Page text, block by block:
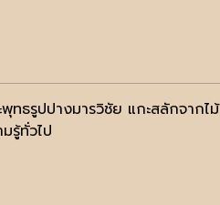
พุทธรูปปางมารวิชัย แกะสลักจากไม้
รู้ทั่วไป